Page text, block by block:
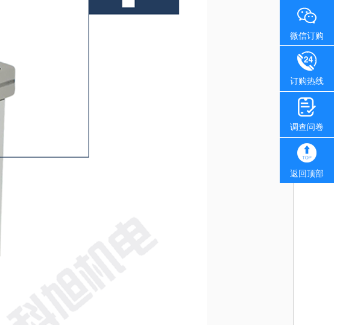
微信订购
订购热线
调查问卷
返回顶部